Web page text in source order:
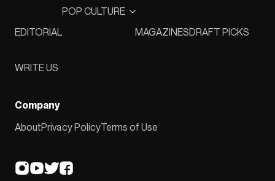
EDITORIAL
POP CULTURE
MAGAZINESDRAFT PICKS
WRITE US
Company
AboutPrivacy PolicyTerms of Use